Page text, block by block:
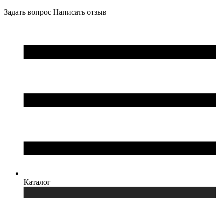
Задать вопрос Написать отзыв
Каталог